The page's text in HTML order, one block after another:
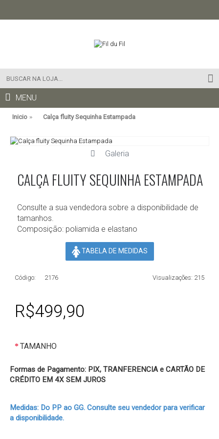
MENU
Inicio Calça fluity Sequinha Estampada
Galeria
CALÇA FLUITY SEQUINHA ESTAMPADA
Consulte a sua vendedora sobre a disponibilidade de
tamanhos.
Composição: poliamida e elastano
TABELA DE MEDIDAS
Visualizações: 215
Código: 2176
R$499,90
TAMANHO
Formas de Pagamento: PIX, TRANFERENCIA e CARTÃO DE
CRÉDITO EM 4X SEM JUROS
Medidas: Do PP ao GG. Consulte seu vendedor para verificar
a disponibilidade.